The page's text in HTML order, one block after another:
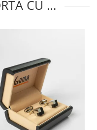
CU …